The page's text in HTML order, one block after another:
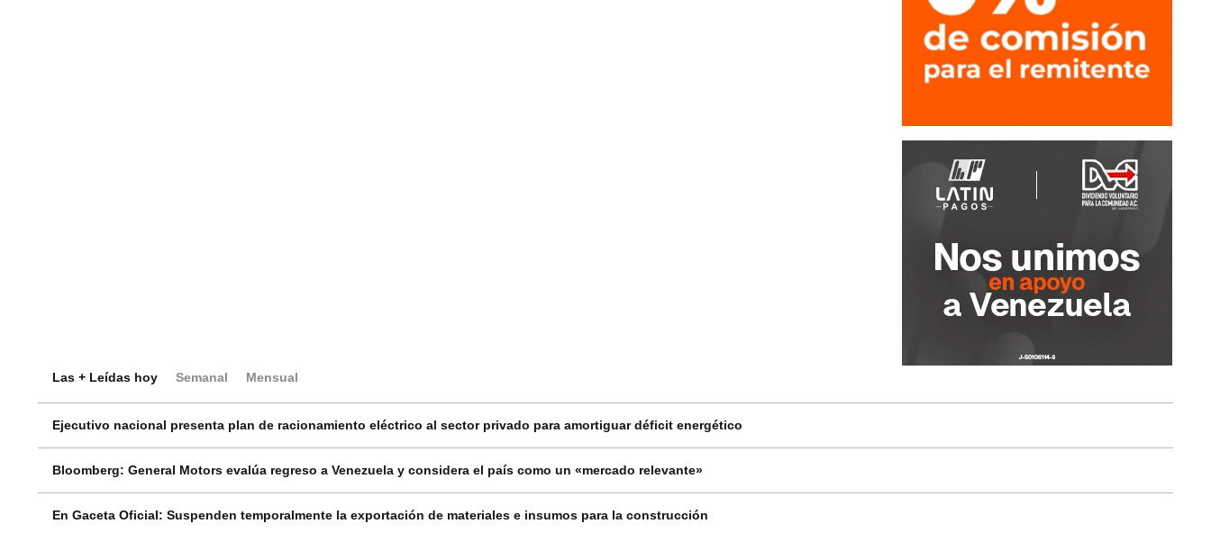
Las + Leídas hoy Semanal Mensual
Ejecutivo nacional presenta plan de racionamiento eléctrico al sector privado para amortiguar déficit energético
Bloomberg: General Motors evalúa regreso a Venezuela y considera el país como un «mercado relevante»
En Gaceta Oficial: Suspenden temporalmente la exportación de materiales e insumos para la construcción